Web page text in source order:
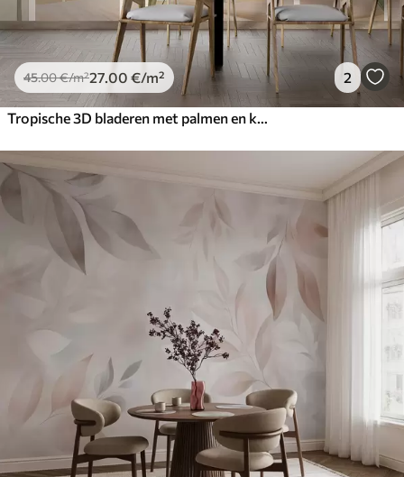
45.00€/m²27.00 €/m² 2
Tropische 3D bladeren met palmen en kolommen